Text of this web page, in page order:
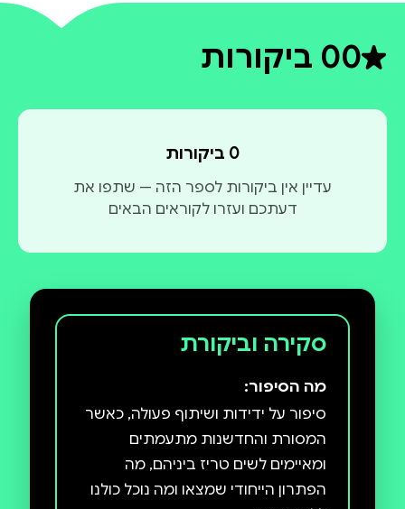
0דירוג ממוצע 0 מתוך 5
0 ביקורות
0 ביקורות
עדיין אין ביקורות לספר הזה — שתפו את
דעתכם ועזרו לקוראים הבאים
סקירה וביקורת
מה הסיפור:
סיפור על ידידות ושיתוף פעולה, כאשר
המסורת והחדשנות מתעמתים
ומאיימים לשים טריז ביניהם, מה
הפתרון הייחודי שמצאו ומה נוכל כולנו